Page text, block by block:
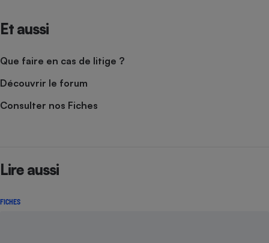
Et aussi
Que faire en cas de litige ?
Découvrir le forum
Consulter nos Fiches
Lire aussi
FICHES